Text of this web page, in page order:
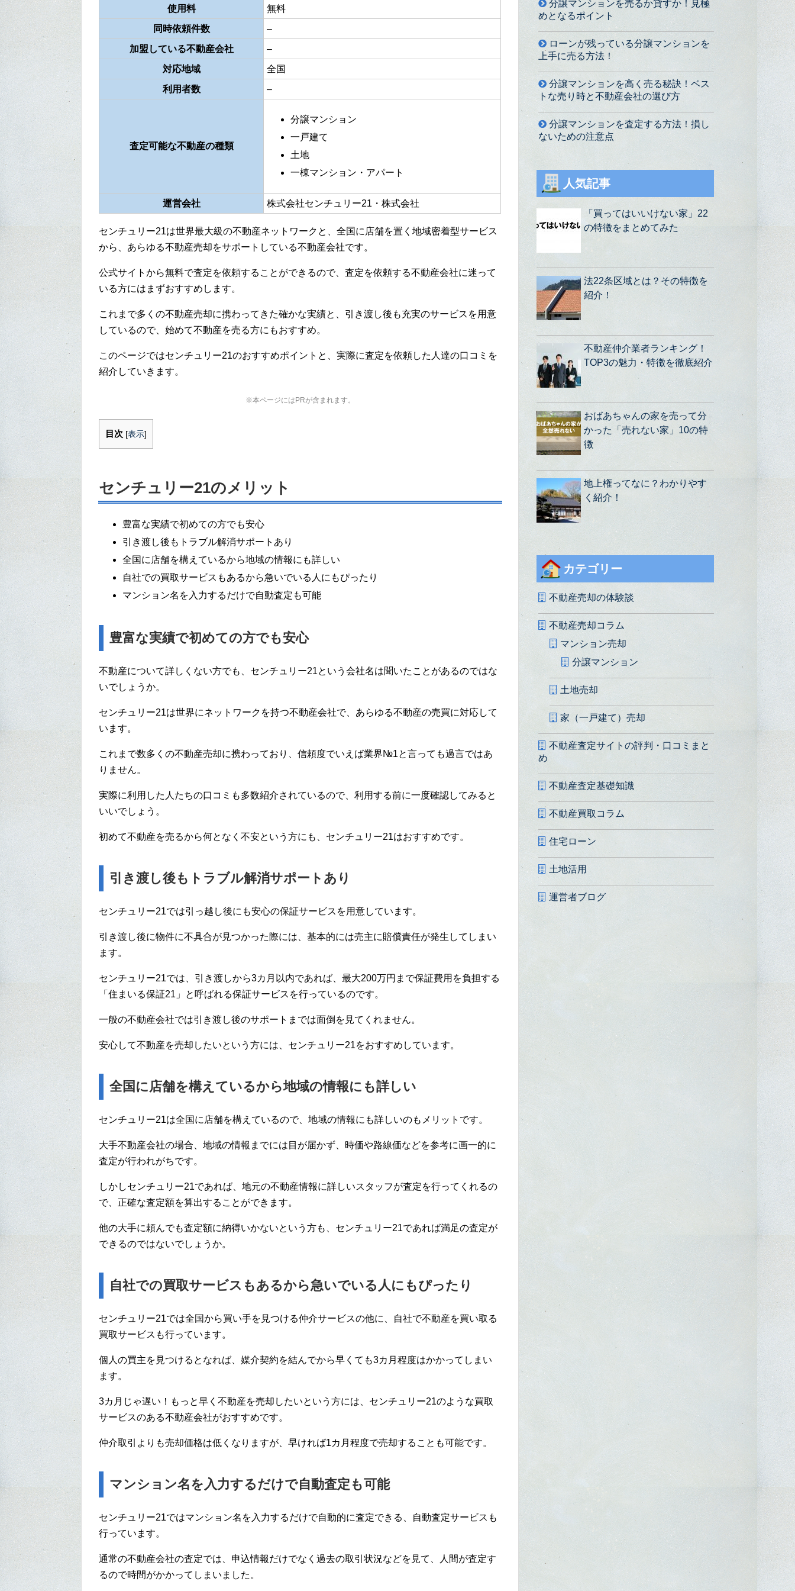
使用料
無料
同時依頼件数
–
加盟している不動産会社
–
対応地域
全国
利用者数
–
査定可能な不動産の種類
分譲マンション
一戸建て
土地
一棟マンション・アパート
運営会社 株式会社センチュリー21・株式会社
センチュリー21は世界最大級の不動産ネットワークと、全国に店舗を置く地域密着型サービス
から、あらゆる不動産売却をサポートしている不動産会社です。
公式サイトから無料で査定を依頼することができるので、査定を依頼する不動産会社に迷って
いる方にはまずおすすめします。
これまで多くの不動産売却に携わってきた確かな実績と、引き渡し後も充実のサービスを用意
しているので、始めて不動産を売る方にもおすすめ。
このページではセンチュリー21のおすすめポイントと、実際に査定を依頼した人達の口コミを
紹介していきます。
※本ページにはPRが含まれます。
目次 [表示]
センチュリー21のメリット
豊富な実績で初めての方でも安心
引き渡し後もトラブル解消サポートあり
全国に店舗を構えているから地域の情報にも詳しい
自社での買取サービスもあるから急いでいる人にもぴったり
マンション名を入力するだけで自動査定も可能
豊富な実績で初めての方でも安心
不動産について詳しくない方でも、センチュリー21という会社名は聞いたことがあるのではな
いでしょうか。
センチュリー21は世界にネットワークを持つ不動産会社で、あらゆる不動産の売買に対応して
います。
これまで数多くの不動産売却に携わっており、信頼度でいえば業界№1と言っても過言ではあ
りません。
実際に利用した人たちの口コミも多数紹介されているので、利用する前に一度確認してみると
いいでしょう。
初めて不動産を売るから何となく不安という方にも、センチュリー21はおすすめです。
引き渡し後もトラブル解消サポートあり
センチュリー21では引っ越し後にも安心の保証サービスを用意しています。
引き渡し後に物件に不具合が見つかった際には、基本的には売主に賠償責任が発生してしまい
ます。
センチュリー21では、引き渡しから3カ月以内であれば、最大200万円まで保証費用を負担する
「住まいる保証21」と呼ばれる保証サービスを行っているのです。
一般の不動産会社では引き渡し後のサポートまでは面倒を見てくれません。
安心して不動産を売却したいという方には、センチュリー21をおすすめしています。
全国に店舗を構えているから地域の情報にも詳しい
センチュリー21は全国に店舗を構えているので、地域の情報にも詳しいのもメリットです。
大手不動産会社の場合、地域の情報までには目が届かず、時価や路線価などを参考に画一的に
査定が行われがちです。
しかしセンチュリー21であれば、地元の不動産情報に詳しいスタッフが査定を行ってくれるの
で、正確な査定額を算出することができます。
他の大手に頼んでも査定額に納得いかないという方も、センチュリー21であれば満足の査定が
できるのではないでしょうか。
自社での買取サービスもあるから急いでいる人にもぴったり
センチュリー21では全国から買い手を見つける仲介サービスの他に、自社で不動産を買い取る
買取サービスも行っています。
個人の買主を見つけるとなれば、媒介契約を結んでから早くても3カ月程度はかかってしまい
ます。
3カ月じゃ遅い！もっと早く不動産を売却したいという方には、センチュリー21のような買取
サービスのある不動産会社がおすすめです。
仲介取引よりも売却価格は低くなりますが、早ければ1カ月程度で売却することも可能です。
マンション名を入力するだけで自動査定も可能
センチュリー21ではマンション名を入力するだけで自動的に査定できる、自動査定サービスも
行っています。
通常の不動産会社の査定では、申込情報だけでなく過去の取引状況などを見て、人間が査定す
るので時間がかかってしまいました。
分譲マンションを売るか貸すか！見極
めとなるポイント
ローンが残っている分譲マンションを
上手に売る方法！
分譲マンションを高く売る秘訣！ベス
トな売り時と不動産会社の選び方
分譲マンションを査定する方法！損し
ないための注意点
人気記事
「買ってはいいけない家」22
の特徴をまとめてみた
法22条区域とは？その特徴を
紹介！
不動産仲介業者ランキング！
TOP3の魅力・特徴を徹底紹介
おばあちゃんの家を売って分
かった「売れない家」10の特
徴
地上権ってなに？わかりやす
く紹介！
カテゴリー
不動産売却の体験談
不動産売却コラム
マンション売却
分譲マンション
土地売却
家（一戸建て）売却
不動産査定サイトの評判・口コミまと
め
不動産査定基礎知識
不動産買取コラム
住宅ローン
土地活用
運営者ブログ